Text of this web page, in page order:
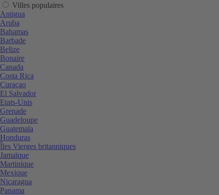
Villes populaires
Antigua
Aruba
Bahamas
Barbade
Belize
Bonaire
Canada
Costa Rica
Curaçao
El Salvador
Etats-Unis
Grenade
Guadeloupe
Guatemala
Honduras
Îles Vierges britanniques
Jamaïque
Martinique
Mexique
Nicaragua
Panama